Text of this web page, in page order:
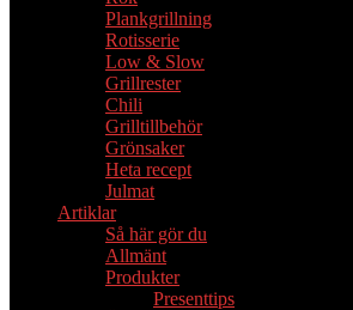
Plankgrillning
Rotisserie
Low & Slow
Grillrester
Chili
Grilltillbehör
Grönsaker
Heta recept
Julmat
Artiklar
Så här gör du
Allmänt
Produkter
Presenttips